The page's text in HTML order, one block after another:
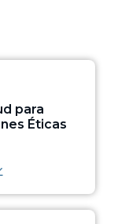
para
Éticas